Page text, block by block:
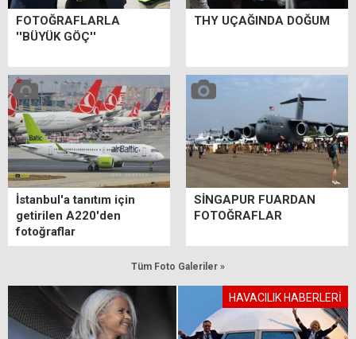
FOTOĞRAFLARLA
''BÜYÜK GÖÇ''
THY UÇAĞINDA DOĞUM
İstanbul'a tanıtım için
getirilen A220'den
fotoğraflar
SİNGAPUR FUARDAN
FOTOĞRAFLAR
Tüm Foto Galeriler »
HAVACILIK HABERLERİ